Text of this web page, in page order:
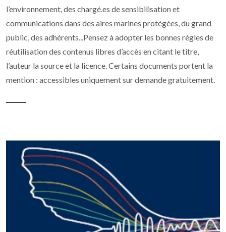
l’environnement, des chargé.es de sensibilisation et
communications dans des aires marines protégées, du grand
public, des adhérents...Pensez à adopter les bonnes règles de
réutilisation des contenus libres d’accès en citant le titre,
l’auteur la source et la licence. Certains documents portent la
mention : accessibles uniquement sur demande gratuitement.